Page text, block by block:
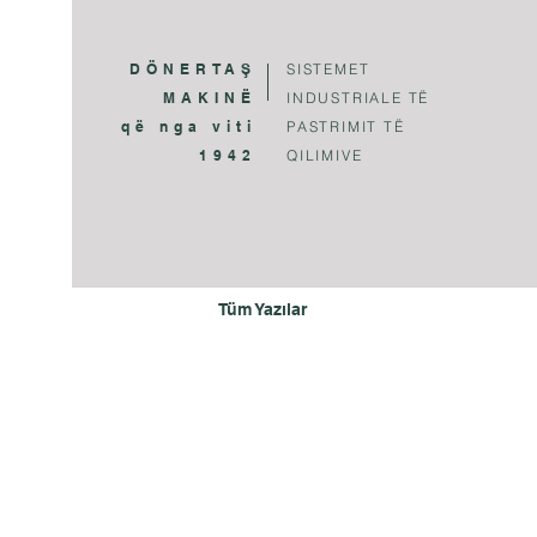
DÖNERTAŞ
MAKINË
që nga viti
1942
SISTEMET
INDUSTRIALE TË
PASTRIMIT TË
QILIMIVE
Tüm Yazılar